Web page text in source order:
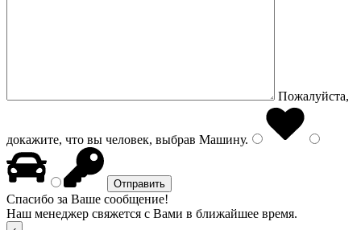
Пожалуйста,
докажите, что вы человек, выбрав Машину.
Спасибо за Ваше сообщение!
Наш менеджер свяжется с Вами в ближайшее время.